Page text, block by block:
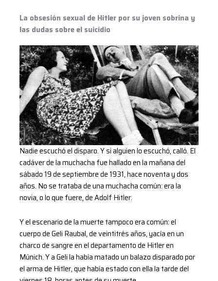
La obsesión sexual de Hitler por su joven sobrina y
las dudas sobre el suicidio
Nadie escuchó el disparo. Y si alguien lo escuchó, calló. El
cadáver de la muchacha fue hallado en la mañana del
sábado 19 de septiembre de 1931, hace noventa y dos
años. No se trataba de una muchacha común: era la
novia, o lo que fuere, de Adolf Hitler.
Y el escenario de la muerte tampoco era común: el
cuerpo de Geli Raubal, de veintitrés años, yacía en un
charco de sangre en el departamento de Hitler en
Múnich. Y a Geli la había matado un balazo disparado por
el arma de Hitler, que había estado con ella la tarde del
dudas
sobre
suicidio